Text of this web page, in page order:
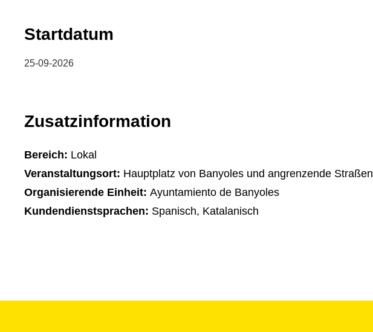
Startdatum
25-09-2026
Zusatzinformation
Bereich: Lokal
Veranstaltungsort: Hauptplatz von Banyoles und angrenzende Straßen
Organisierende Einheit: Ayuntamiento de Banyoles
Kundendienstsprachen: Spanisch, Katalanisch